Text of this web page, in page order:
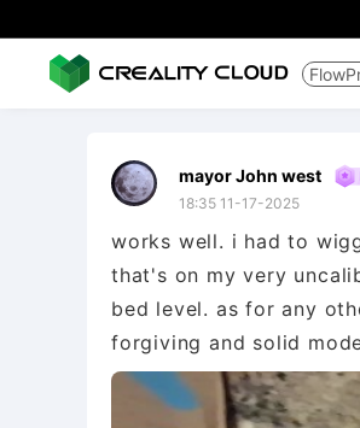
mayor John west
18:35 11-17-2025
works well. i had to
that's on my very
bed level. as for any
forgiving and solid